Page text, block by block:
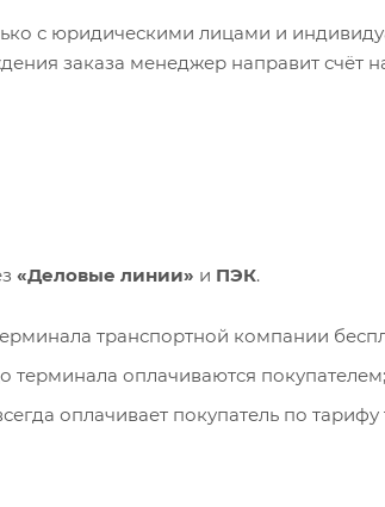
с юридическими лицами и
заказа менеджер направит счёт
«Деловые линии» и ПЭК.
транспортной компании
терминала оплачиваются покупателем;
оплачивает покупатель по